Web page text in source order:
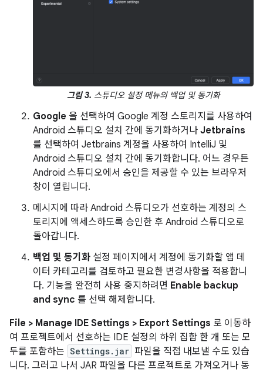
그림 3. 스튜디오 설정 메뉴의 백업 및 동기화
Google 을 선택하여 Google 계정 스토리지를 사용하여
Android 스튜디오 설치 간에 동기화하거나 Jetbrains
를 선택하여 Jetbrains 계정을 사용하여 IntelliJ 및
Android 스튜디오 설치 간에 동기화합니다. 어느 경우든
Android 스튜디오에서 승인을 제공할 수 있는 브라우저
창이 열립니다.
메시지에 따라 Android 스튜디오가 선호하는 계정의 스
토리지에 액세스하도록 승인한 후 Android 스튜디오로
돌아갑니다.
백업 및 동기화 설정 페이지에서 계정에 동기화할 앱 데
이터 카테고리를 검토하고 필요한 변경사항을 적용합니
다. 기능을 완전히 사용 중지하려면 Enable backup
and sync 를 선택 해제합니다.
File > Manage IDE Settings > Export Settings 로 이동하
여 프로젝트에서 선호하는 IDE 설정의 하위 집합 한 개 또는 모
두를 포함하는 Settings.jar 파일을 직접 내보낼 수도 있습
니다. 그러고 나서 JAR 파일을 다른 프로젝트로 가져오거나 동